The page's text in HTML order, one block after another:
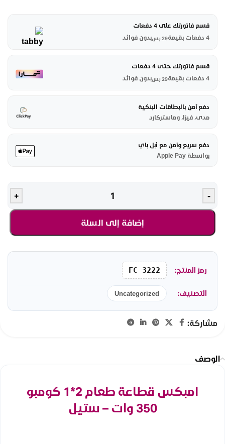
قسم فاتورتك على 4 دفعات
4 دفعات بقيمة
29 ر.سبدون فوائد
قسم فاتورتك حتى 4 دفعات
4 دفعات بقيمة
29 ر.سبدون فوائد
دفع آمن بالبطاقات البنكية
مدى، فيزا، وماستركارد
دفع سريع وآمن مع أبل باي
بواسطة Apple Pay
-
+
إضافة إلى السلة
رمز المنتج: FC 3222
التصنيف: Uncategorized
مشاركة:
الوصف
امبكس قطاعة طعام 2*1 كومبو
350 وات – ستيل